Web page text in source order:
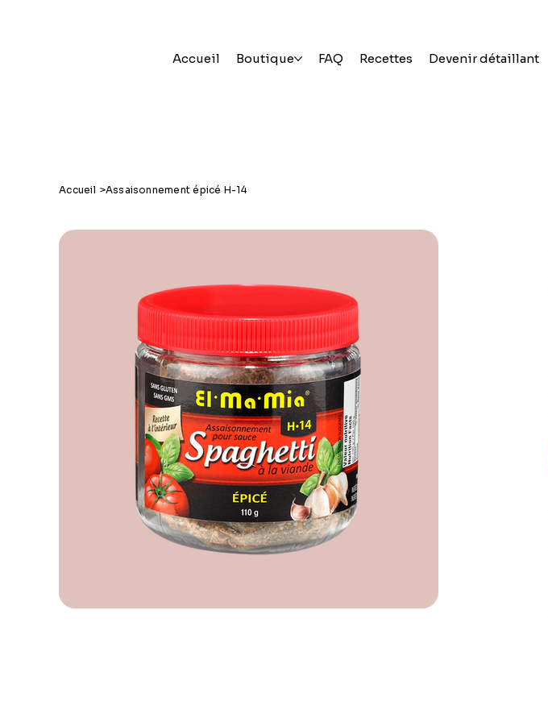
Accueil Boutique FAQ Recettes Devenir détaillant
Accueil >Assaisonnement épicé H-14